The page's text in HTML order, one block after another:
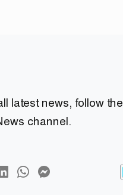
latest news, follow the
channel.